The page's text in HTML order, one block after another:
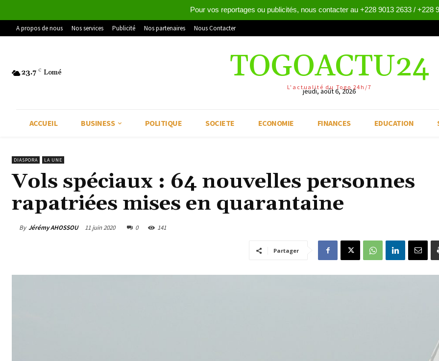
Pour vos reportages ou publicités, nous contacter au +228 9013 2633 / +228
A propos de nous Nos services Publicité Nos partenaires Nous Contacter
23.7 C Lomé TOGOACTU24
L'actualité du Togo 24h/7
jeudi, août 6, 2026
ACCUEIL BUSINESS POLITIQUE SOCIETE ECONOMIE FINANCES EDUCATION
DIASPORA LA UNE
Vols spéciaux : 64 nouvelles personnes
rapatriées mises en quarantaine
By Jérémy AHOSSOU 11 juin 2020 0 141
Partager